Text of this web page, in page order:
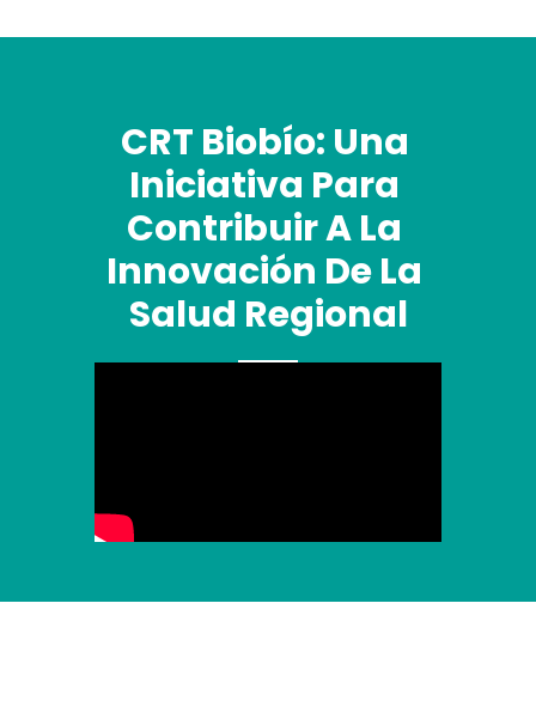
CRT Biobío: Una
Iniciativa Para
Contribuir A La
Innovación De La
Salud Regional